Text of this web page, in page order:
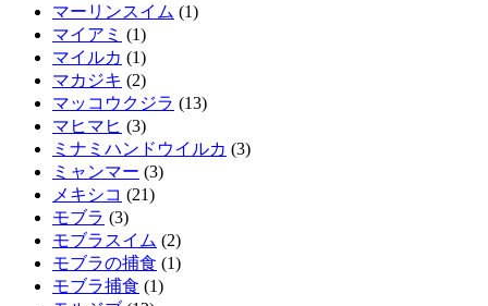
マーリンスイム (1)
マイアミ (1)
マイルカ (1)
マカジキ (2)
マッコウクジラ (13)
マヒマヒ (3)
ミナミハンドウイルカ (3)
ミャンマー (3)
メキシコ (21)
モブラ (3)
モブラスイム (2)
モブラの捕食 (1)
モブラ捕食 (1)